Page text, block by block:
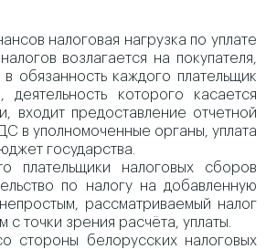
налоговая нагрузка по уплате
возлагается на покупателя,
обязанность каждого плательщик
деятельность которого касается
входит предоставление отчетной
в уполномоченные органы, уплата
государства.
плательщики налоговых сборов
по налогу на добавленную
рассматриваемый налог
точки зрения расчёта, уплаты.
стороны белорусских налоговых